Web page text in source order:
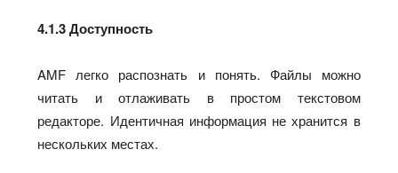
4.1.3 Доступность
AMF легко распознать и понять. Файлы можно
читать и отлаживать в простом текстовом
редакторе. Идентичная информация не хранится в
нескольких местах.